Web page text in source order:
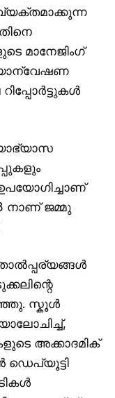
മാനേജിംഗ്
നാണ് ജമ്മു
സ്കൂൾ
അക്കാദമിക്
ഡെപ്യൂട്ടി